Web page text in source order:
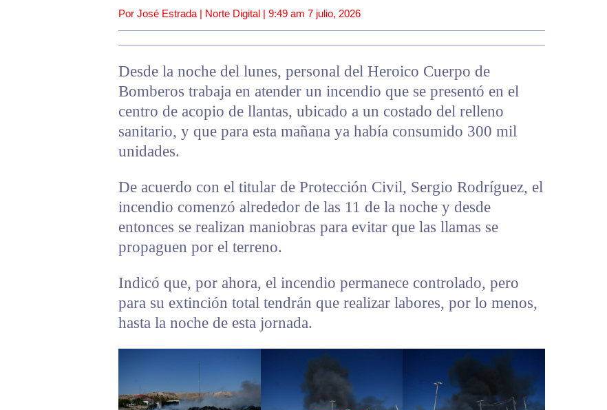
Por José Estrada | Norte Digital | 9:49 am 7 julio, 2026
Desde la noche del lunes, personal del Heroico Cuerpo de
Bomberos trabaja en atender un incendio que se presentó en el
centro de acopio de llantas, ubicado a un costado del relleno
sanitario, y que para esta mañana ya había consumido 300 mil
unidades.
De acuerdo con el titular de Protección Civil, Sergio Rodríguez, el
incendio comenzó alrededor de las 11 de la noche y desde
entonces se realizan maniobras para evitar que las llamas se
propaguen por el terreno.
Indicó que, por ahora, el incendio permanece controlado, pero
para su extinción total tendrán que realizar labores, por lo menos,
hasta la noche de esta jornada.